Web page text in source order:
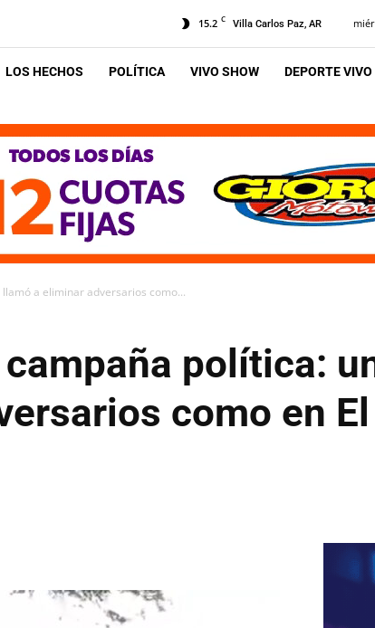
15.2 C Villa Carlos Paz, AR
LOS HECHOS POLÍTICA VIVO SHOW DEPORTE VIVO
a eliminar adversarios como...
política:
como en